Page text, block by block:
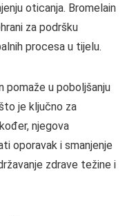
oticanja. Bromelain
za podršku
procesa u tijelu.
pomaže u poboljšanju
je ključno za
njegova
oporavak i smanjenje
zdrave težine i